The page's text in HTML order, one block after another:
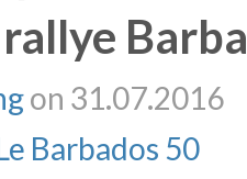
on 31.07.2016
Barbados 50